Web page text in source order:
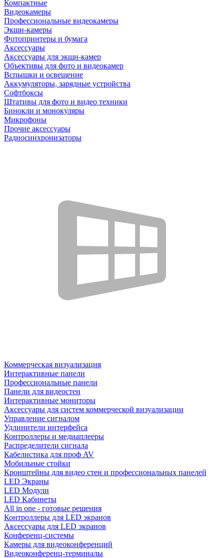
Компактные
Видеокамеры
Профессиональные видеокамеры
Экшн-камеры
Фотопринтеры и бумага
Аксессуары
Аксессуары для экшн-камер
Объективы для фото и видеокамер
Вспышки и освещение
Аккумуляторы, зарядные устройства
Софтбоксы
Штативы для фото и видео техники
Бинокли и монокуляры
Микрофоны
Прочие аксессуары
Радиосинхронизаторы
Коммерческая визуализация
Интерактивные панели
Профессиональные панели
Панели для видеостен
Интерактивные мониторы
Аксессуары для систем коммерческой визуализации
Управление сигналом
Удлинители интерфейса
Контроллеры и медиаплееры
Распределители сигнала
Кабелистика для проф AV
Мобильные стойки
Кронштейны для видео стен и профессиональных панелей
LED Экраны
LED Модули
LED Кабинеты
All in one - готовые решения
Контроллеры для LED экранов
Аксессуары для LED экранов
Конференц-системы
Камеры для видеоконференций
Видеоконференц-терминалы